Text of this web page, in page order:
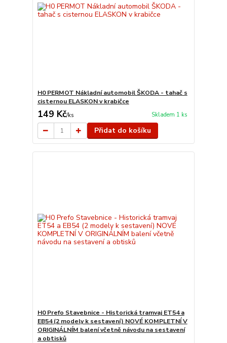
H0 PERMOT Nákladní automobil ŠKODA - tahač s
cisternou ELASKON v krabičce
149 Kč/ks Skladem 1 ks
Přidat do košíku
H0 Prefo Stavebnice - Historická tramvaj ET54 a
EB54 (2 modely k sestavení) NOVÉ KOMPLETNÍ V
ORIGINÁLNÍM balení včetně návodu na sestavení
a obtisků